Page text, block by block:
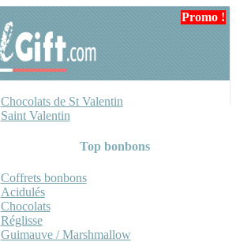
Chocolats de St Valentin
Saint Valentin
Top bonbons
Coffrets bonbons
Acidulés
Chocolats
Réglisse
Guimauve / Marshmallow
Promo !
Promo !
Promo !